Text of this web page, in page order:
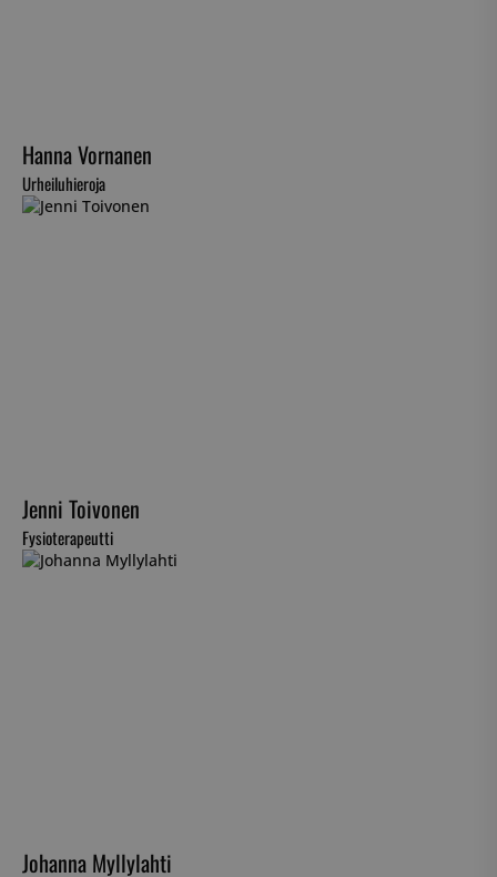
Hanna Vornanen
Urheiluhieroja
Jenni Toivonen
Fysioterapeutti
Johanna Myllylahti